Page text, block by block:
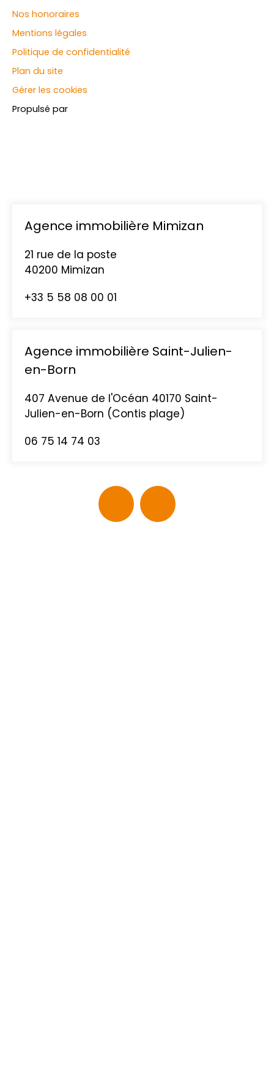
Nos honoraires
Mentions légales
Politique de confidentialité
Plan du site
Gérer les cookies
Propulsé par
Agence immobilière Mimizan
21 rue de la poste
40200 Mimizan
+33 5 58 08 00 01
Agence immobilière Saint-Julien-
en-Born
407 Avenue de l'Océan 40170 Saint-
Julien-en-Born (Contis plage)
06 75 14 74 03